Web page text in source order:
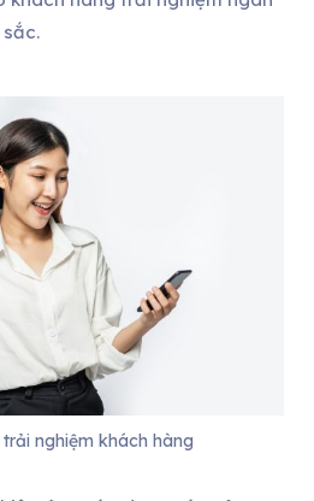
nghiệm khách hàng